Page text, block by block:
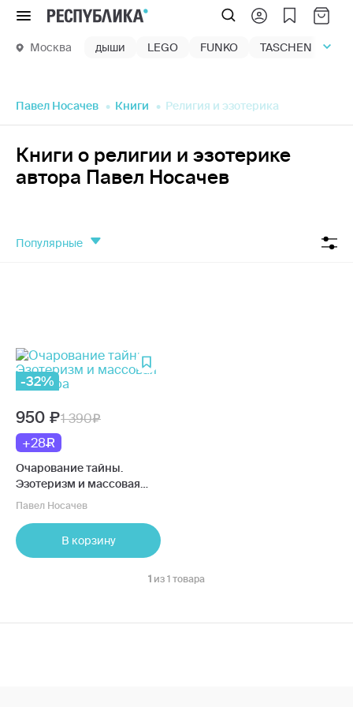
Меню
Москва дыши LEGO FUNKO TASCHEN
Павел Носачев Книги Религия и эзотерика
Книги о религии и эзотерике
автора Павел Носачев
популярные
-32%
950
1 390
+28
Очарование тайны.
Эзотеризм и массовая
культура
Павел Носачев
В корзину
1 из 1 товара